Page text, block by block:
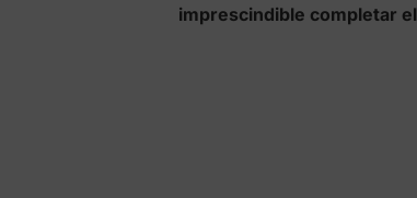
imprescindible completar el